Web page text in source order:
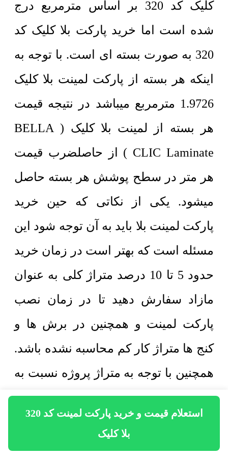
استعلام قیمت و خرید پارکت لمینت کد 320
بلا کلیک
کلیک کد 320 بر اساس مترمربع درج
شده است اما خرید پارکت بلا کلیک کد
320 به صورت بسته ای است. با توجه به
اینکه هر بسته از پارکت لمینت بلا کلیک
1.9726 مترمربع میباشد در نتیجه قیمت
هر بسته از لمینت بلا کلیک ( BELLA
CLIC Laminate ) از حاصلضرب قیمت
هر متر در سطح پوشش هر بسته حاصل
میشود. یکی از نکاتی که حین خرید
پارکت لمینت بلا باید به آن توجه شود این
مسئله است که بهتر است در زمان خرید
حدود 5 تا 10 درصد متراژ کلی به عنوان
مازاد سفارش دهید تا در زمان نصب
پارکت لمینت و همچنین در برش ها و
کنج ها متراژ کار کم محاسبه نشده باشد.
همچنین با توجه به متراژ پروژه نسبت به
ارسال پارکت بلا کلیک با انواع ماشین
باربری اقدام میشود. در پروژه های